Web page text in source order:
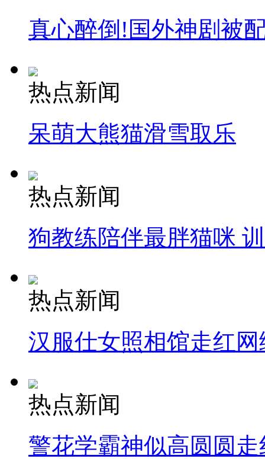
真心醉倒!国外神剧被
热点新闻
呆萌大熊猫滑雪取乐
热点新闻
狗教练陪伴最胖猫咪
热点新闻
汉服仕女照相馆走红网
热点新闻
警花学霸神似高圆圆走